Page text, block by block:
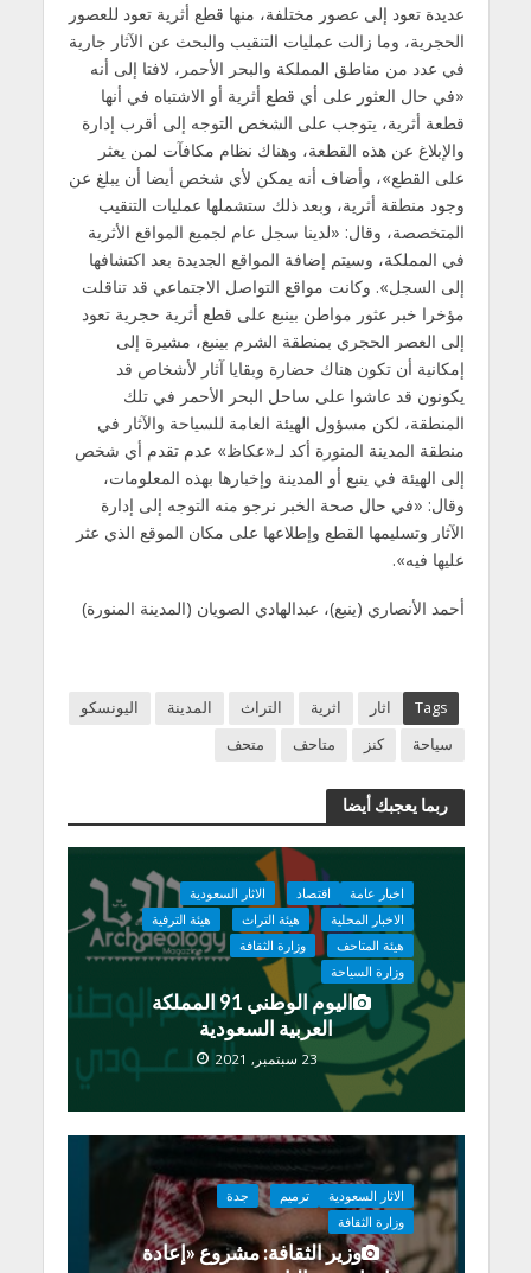
عديدة تعود إلى عصور مختلفة، منها قطع أثرية تعود للعصور
الحجرية، وما زالت عمليات التنقيب والبحث عن الآثار جارية
في عدد من مناطق المملكة والبحر الأحمر، لافتا إلى أنه
«في حال العثور على أي قطع أثرية أو الاشتباه في أنها
قطعة أثرية، يتوجب على الشخص التوجه إلى أقرب إدارة
والإبلاغ عن هذه القطعة، وهناك نظام مكافآت لمن يعثر
على القطع»، وأضاف أنه يمكن لأي شخص أيضا أن يبلغ عن
وجود منطقة أثرية، وبعد ذلك ستشملها عمليات التنقيب
المتخصصة، وقال: «لدينا سجل عام لجميع المواقع الأثرية
في المملكة، وسيتم إضافة المواقع الجديدة بعد اكتشافها
إلى السجل». وكانت مواقع التواصل الاجتماعي قد تناقلت
مؤخرا خبر عثور مواطن بينبع على قطع أثرية حجرية تعود
إلى العصر الحجري بمنطقة الشرم بينبع، مشيرة إلى
إمكانية أن تكون هناك حضارة وبقايا آثار لأشخاص قد
يكونون قد عاشوا على ساحل البحر الأحمر في تلك
المنطقة، لكن مسؤول الهيئة العامة للسياحة والآثار في
منطقة المدينة المنورة أكد لـ«عكاظ» عدم تقدم أي شخص
إلى الهيئة في ينبع أو المدينة وإخبارها بهذه المعلومات،
وقال: «في حال صحة الخبر نرجو منه التوجه إلى إدارة
الآثار وتسليمها القطع وإطلاعها على مكان الموقع الذي عثر
عليها فيه».
أحمد الأنصاري (ينبع)، عبدالهادي الصويان (المدينة المنورة)
Tags اثار اثرية التراث المدينة
اليونسكو
سياحة
كنز متاحف متحف
ربما يعجبك أيضا
اخبار عامة اقتصاد
الاثار السعودية
الاخبار المحلية
هيئة التراث
هيئة الترفية
هيئة المتاحف
وزارة الثقافة
وزارة السياحة
اليوم الوطني 91 المملكة
العربية السعودية
23 سبتمبر, 2021
الاثار السعودية ترميم
جدة
وزارة الثقافة
وزير الثقافة: مشروع «إعادة